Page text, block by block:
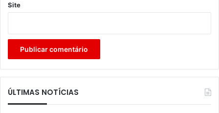
Site
ÚLTIMAS NOTÍCIAS